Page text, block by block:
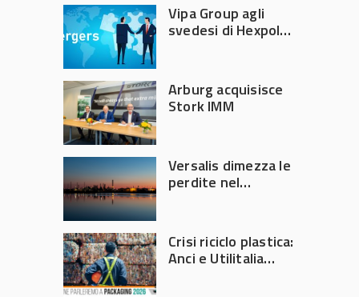
Vipa Group agli
svedesi di Hexpol
Arburg acquisisce
Stork IMM
Versalis dimezza le
perdite nel
Crisi riciclo plastica:
Anci e Utilitalia